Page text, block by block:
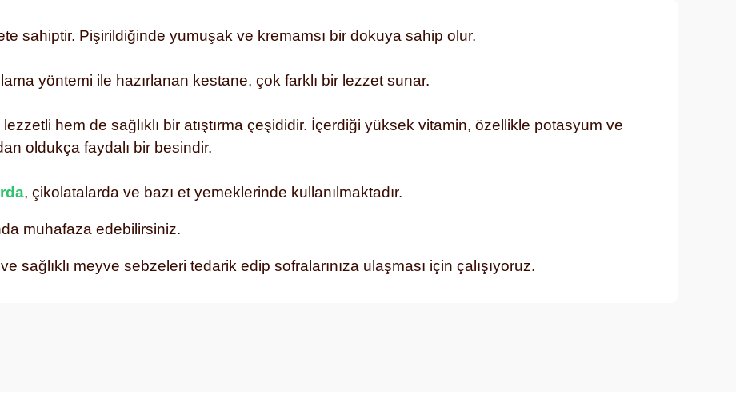
sahiptir. Pişirildiğinde yumuşak ve kremamsı bir dokuya sahip olur.
yöntemi ile hazırlanan kestane, çok farklı bir lezzet sunar.
hem de sağlıklı bir atıştırma çeşididir. İçerdiği yüksek vitamin, özellikle potasyum ve
oldukça faydalı bir besindir.
, çikolatalarda ve bazı et yemeklerinde kullanılmaktadır.
muhafaza edebilirsiniz.
sağlıklı meyve sebzeleri tedarik edip sofralarınıza ulaşması için çalışıyoruz.